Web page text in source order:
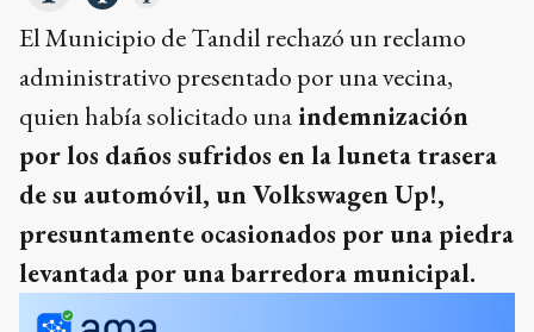
El Municipio de Tandil rechazó un reclamo
administrativo presentado por una vecina,
quien había solicitado una indemnización
por los daños sufridos en la luneta trasera
de su automóvil, un Volkswagen Up!,
presuntamente ocasionados por una piedra
levantada por una barredora municipal.